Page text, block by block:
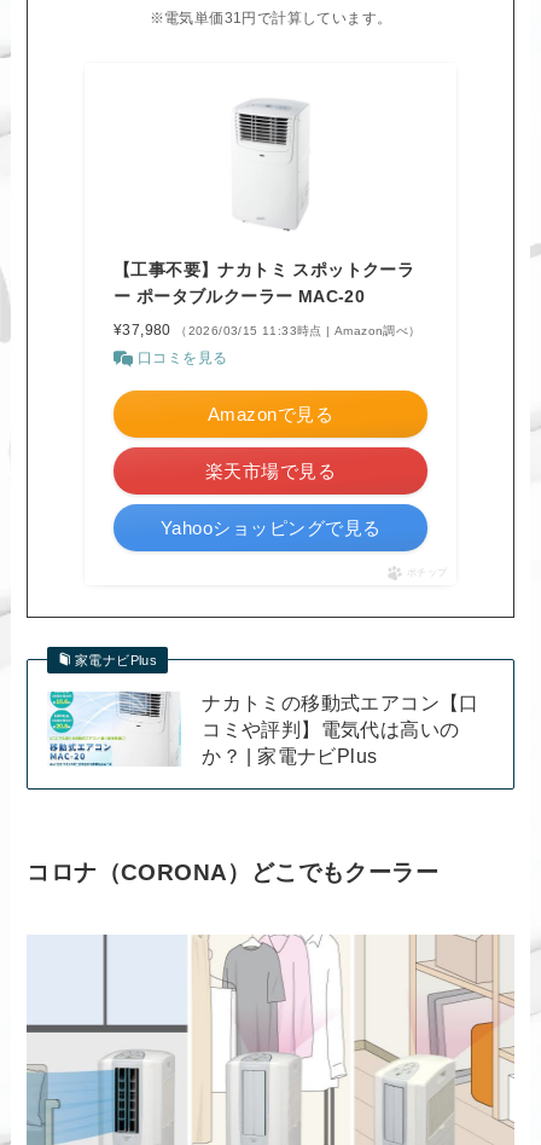
※電気単価31円で計算しています。
【工事不要】ナカトミ スポットクーラ
ー ポータブルクーラー MAC-20
¥37,980 （2026/03/15 11:33時点 | Amazon調べ）
口コミを見る
Amazonで見る
楽天市場で見る
Yahooショッピングで見る
ポチップ
家電ナビPlus
ナカトミの移動式エアコン【口
コミや評判】電気代は高いの
か？ | 家電ナビPlus
コロナ（CORONA）どこでもクーラー